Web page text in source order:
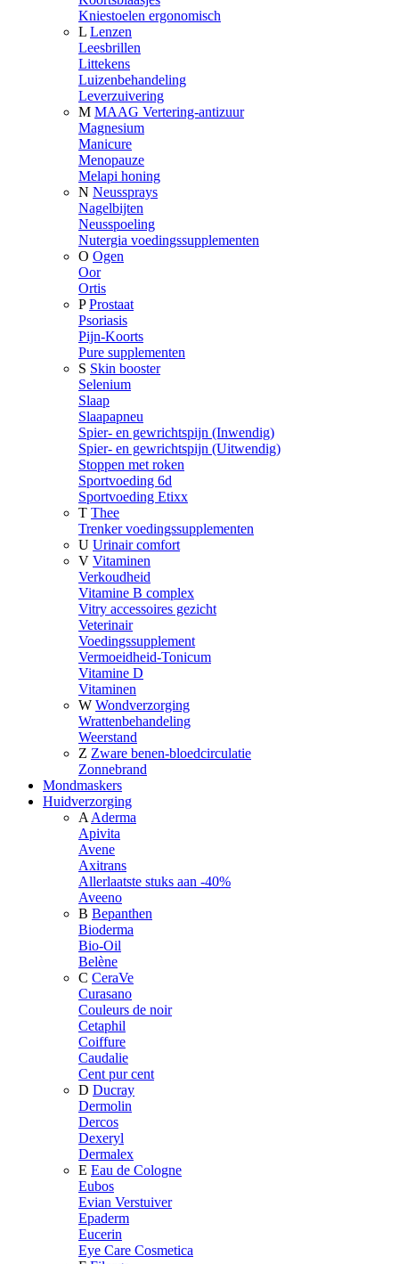
Kniestoelen ergonomisch
L Lenzen
Leesbrillen
Littekens
Luizenbehandeling
Leverzuivering
M MAAG Vertering-antizuur
Magnesium
Manicure
Menopauze
Melapi honing
N Neussprays
Nagelbijten
Neusspoeling
Nutergia voedingssupplementen
O Ogen
Oor
Ortis
P Prostaat
Psoriasis
Pijn-Koorts
Pure supplementen
S Skin booster
Selenium
Slaap
Slaapapneu
Spier- en gewrichtspijn (Inwendig)
Spier- en gewrichtspijn (Uitwendig)
Stoppen met roken
Sportvoeding 6d
Sportvoeding Etixx
T Thee
Trenker voedingssupplementen
U Urinair comfort
V Vitaminen
Verkoudheid
Vitamine B complex
Vitry accessoires gezicht
Veterinair
Voedingssupplement
Vermoeidheid-Tonicum
Vitamine D
Vitaminen
W Wondverzorging
Wrattenbehandeling
Weerstand
Z Zware benen-bloedcirculatie
Zonnebrand
Mondmaskers
Huidverzorging
A Aderma
Apivita
Avene
Axitrans
Allerlaatste stuks aan -40%
Aveeno
B Bepanthen
Bioderma
Bio-Oil
Belène
C CeraVe
Curasano
Couleurs de noir
Cetaphil
Coiffure
Caudalie
Cent pur cent
D Ducray
Dermolin
Dercos
Dexeryl
Dermalex
E Eau de Cologne
Eubos
Evian Verstuiver
Epaderm
Eucerin
Eye Care Cosmetica